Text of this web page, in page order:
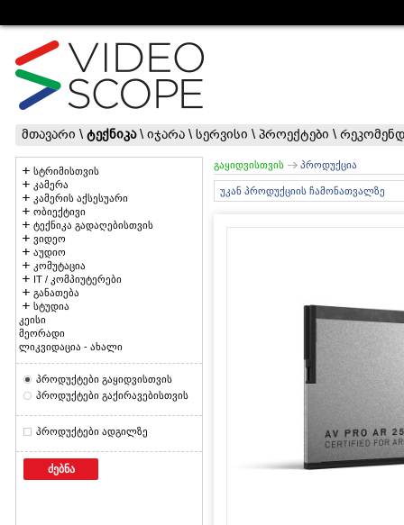
მთავარი \ ტექნიკა\ იჯარა \ სერვისი \ პროექტები \
სტრიმისთვის
კამერა
კამერის აქსესუარი
ობიექტივი
ტექნიკა გადაღებისთვის
ვიდეო
აუდიო
კომუტაცია
IT / კომპიუტერები
განათება
სტუდია
კეისი
მეორადი
ლიკვიდაცია - ახალი
პროდუქტები გაყიდვისთვის
პროდუქტები გაქირავებისთვის
პროდუქტები ადგილზე
ძებნა
გაყიდვისთვის პროდუქცია
უკან პროდუქციის ჩამონათვალზე